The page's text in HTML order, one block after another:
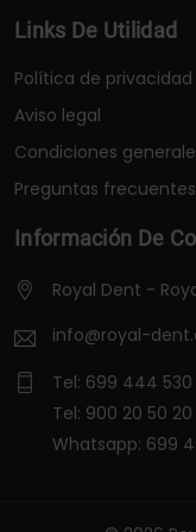
Links De Utilidad
Política de privacidad
Aviso legal
Condiciones
Preguntas frecuentes
Información De
Royal Dent -
info@royal-
Tel: 699 444 530
Tel: 900 20 50 20
Whatsapp: 699